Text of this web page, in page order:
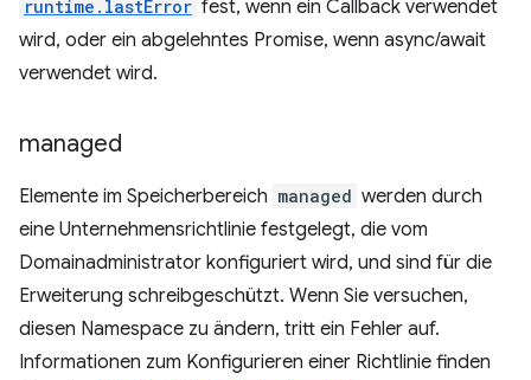
runtime.lastError fest, wenn ein Callback verwendet
wird, oder ein abgelehntes Promise, wenn async/await
verwendet wird.
managed
Elemente im Speicherbereich managed werden durch
eine Unternehmensrichtlinie festgelegt, die vom
Domainadministrator konfiguriert wird, und sind für die
Erweiterung schreibgeschützt. Wenn Sie versuchen,
diesen Namespace zu ändern, tritt ein Fehler auf.
Informationen zum Konfigurieren einer Richtlinie finden